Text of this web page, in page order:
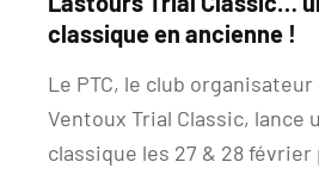
classique en ancienne !
Le PTC, le club
Ventoux Trial Classic, lance
classique les 27 & 28